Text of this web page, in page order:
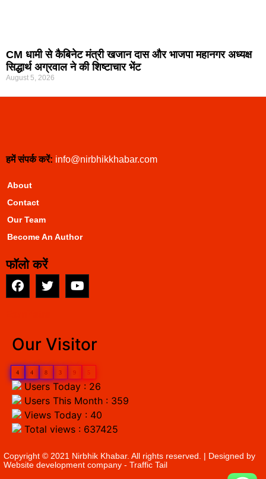
CM धामी से कैबिनेट मंत्री खजान दास और भाजपा महानगर अध्यक्ष
सिद्धार्थ अग्रवाल ने की शिष्टाचार भेंट
August 5, 2026
हमें संपर्क करें: info@nirbhikkhabar.com
About
Contact
Our Team
Become An Author
फॉलो करें
Our Visitor
4 4 8 3 9 5
Users Today : 26
Users This Month : 359
Views Today : 40
Total views : 637425
Copyright © 2021 Nirbhik Khabar. All rights reserved. | Designed by
Website development company - Traffic Tail